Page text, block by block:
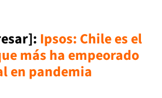
: Ipsos: Chile es el
más ha empeorado
en pandemia